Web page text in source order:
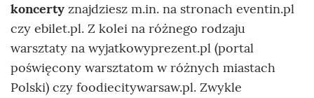
koncerty znajdziesz m.in. na stronach eventin.pl
czy ebilet.pl. Z kolei na różnego rodzaju
warsztaty na wyjatkowyprezent.pl (portal
poświęcony warsztatom w różnych miastach
Polski) czy foodiecitywarsaw.pl. Zwykle